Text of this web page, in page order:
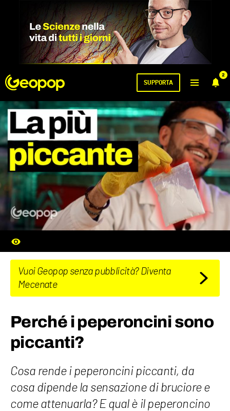
2
SUPPORTA
Vuoi Geopop senza pubblicità? Diventa
Mecenate
Perché i peperoncini sono
piccanti?
Cosa rende i peperoncini piccanti, da
cosa dipende la sensazione di bruciore e
come attenuarla? E qual è il peperoncino